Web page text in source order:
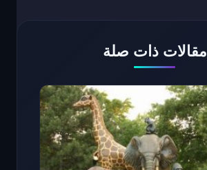
مقالات ذات صلة